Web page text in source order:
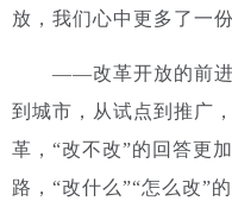
放，我们心中更多了一
——改革开放的前进
到城市，从试点到推广
革，“改不改”的回答更
路，“改什么”“怎么改”